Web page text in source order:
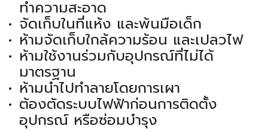
ทำความสะอาด
จัดเก็บในที่แห้ง และพ้นมือเด็ก
ห้ามจัดเก็บใกล้ความร้อน และเปลวไฟ
ห้ามใช้งานร่วมกับอุปกรณ์ที่ไม่ได้
มาตรฐาน
ห้ามนำไปทำลายโดยการเผา
ต้องตัดระบบไฟฟ้าก่อนการติดตั้ง
อุปกรณ์ หรือซ่อมบำรุง